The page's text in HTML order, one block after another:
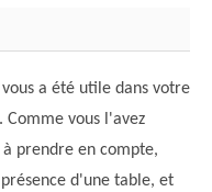
a été utile dans votre
vous l'avez
prendre en compte,
d'une table, et